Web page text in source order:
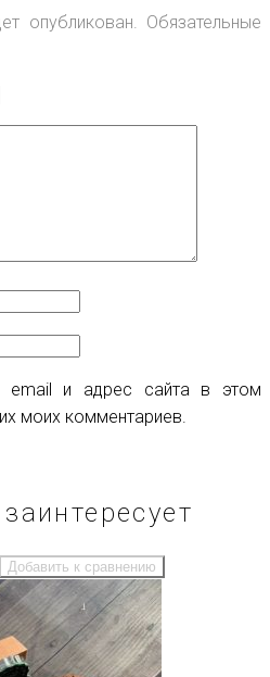
опубликован. Обязательные
email и адрес сайта в этом
моих комментариев.
Добавить к сравнению